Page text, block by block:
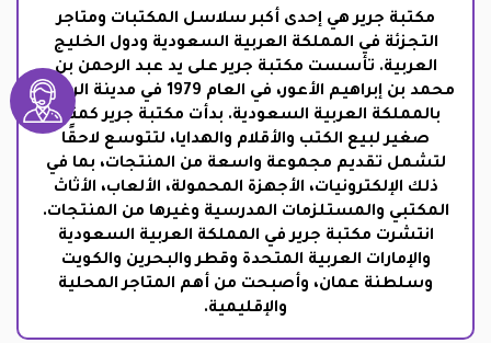
مكتبة جرير هي إحدى أكبر سلاسل المكتبات ومتاجر
التجزئة في المملكة العربية السعودية ودول الخليج
العربية. تأسست مكتبة جرير على يد عبد الرحمن بن
محمد بن إبراهيم الأعور، في العام 1979 في مدينة الرياض
بالمملكة العربية السعودية. بدأت مكتبة جرير كمتجر
صغير لبيع الكتب والأقلام والهدايا، لتتوسع لاحقًا
لتشمل تقديم مجموعة واسعة من المنتجات، بما في
ذلك الإلكترونيات، الأجهزة المحمولة، الألعاب، الأثاث
المكتبي والمستلزمات المدرسية وغيرها من المنتجات.
انتشرت مكتبة جرير في المملكة العربية السعودية
والإمارات العربية المتحدة وقطر والبحرين والكويت
وسلطنة عمان، وأصبحت من أهم المتاجر المحلية
والإقليمية.